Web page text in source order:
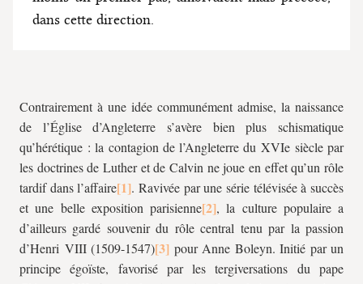
dans cette direction.
Contrairement à une idée communément admise, la naissance
de l’Église d’Angleterre s’avère bien plus schismatique
qu’hérétique : la contagion de l’Angleterre du XVIe siècle par
les doctrines de Luther et de Calvin ne joue en effet qu’un rôle
tardif dans l’affaire
. Ravivée par une série télévisée à succès
et une belle exposition parisienne
, la culture populaire a
d’ailleurs gardé souvenir du rôle central tenu par la passion
d’Henri VIII (1509-1547)
pour Anne Boleyn. Initié par un
principe égoïste, favorisé par les tergiversations du pape